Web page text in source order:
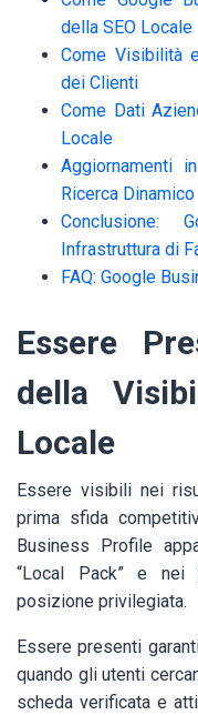
della SEO Locale
Come Visibilità
dei Clienti
Come Dati
Locale
Aggiornamenti
Ricerca Dinamico
Conclusione:
Infrastruttura di
FAQ: Google
Essere
della
Locale
Essere visibili nei
prima sfida
Business Profile
“Local Pack” e nei
posizione privilegiata.
Essere presenti
quando gli utenti
scheda verificata e